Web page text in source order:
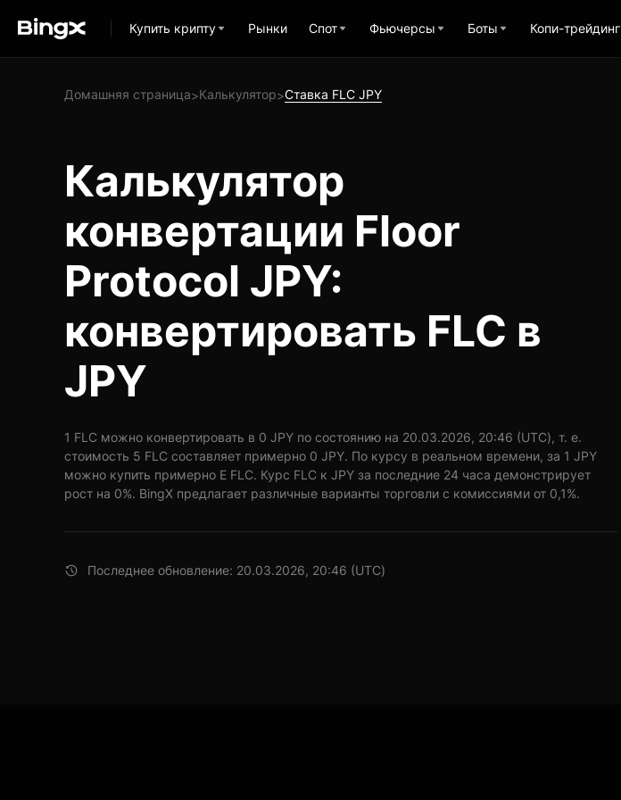
Купить крипту Рынки Спот Фьючерсы Боты Копи-трейдинг
Домашняя страница>Калькулятор>Ставка FLC JPY
Калькулятор
конвертации Floor
Protocol JPY:
конвертировать FLC в
JPY
1 FLC можно конвертировать в 0 JPY по состоянию на 20.03.2026, 20:46 (UTC), т. е.
стоимость 5 FLC составляет примерно 0 JPY. По курсу в реальном времени, за 1 JPY
можно купить примерно E FLC. Курс FLC к JPY за последние 24 часа демонстрирует
рост на 0%. BingX предлагает различные варианты торговли с комиссиями от 0,1%.
Последнее обновление: 20.03.2026, 20:46 (UTC)